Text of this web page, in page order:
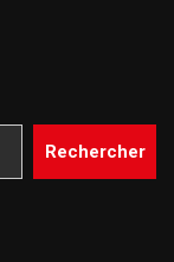
Rechercher